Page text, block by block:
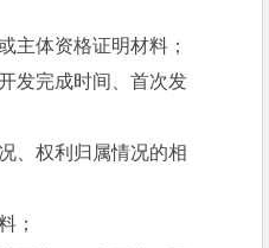
主体资格证明材料；
发完成时间、首次发
、权利归属情况的相
；